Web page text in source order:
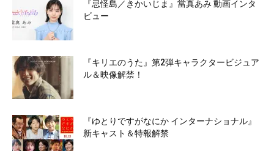
『忌怪島／きかいじま』當真あみ 動画インタ
ビュー
『キリエのうた』第2弾キャラクタービジュア
ル＆映像解禁！
『ゆとりですがなにか インターナショナル』
新キャスト＆特報解禁